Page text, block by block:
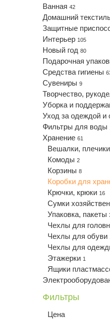
Ванная 42
Домашний
Защитные
Интерьер 105
Новый год 80
Подарочная
Средства гигиены
Сувениры 9
Творчество,
Уборка и
Уход за одеждой и
Фильтры для воды
Хранение 61
Вешалки, плечики
Комоды 2
Корзины 8
Коробки для
Крючки, крюки 16
Сумки
Упаковка, пакеты
Чехлы для
Чехлы для обуви
Чехлы для
Этажерки 1
Ящики
Фильтры
Цена